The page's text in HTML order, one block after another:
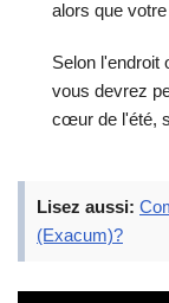
alors que
Selon l'endroit
vous devrez
cœur de l'été,
Lisez aussi:
(Exacum)?